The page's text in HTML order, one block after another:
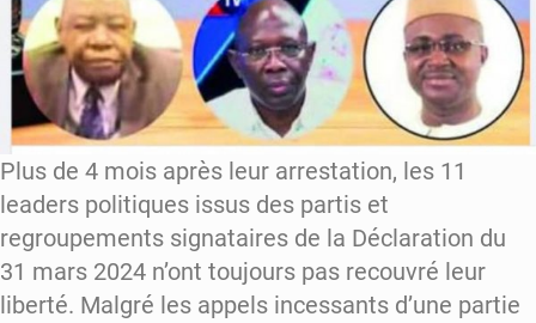
Plus de 4 mois après leur arrestation, les 11
leaders politiques issus des partis et
regroupements signataires de la Déclaration du
31 mars 2024 n’ont toujours pas recouvré leur
liberté. Malgré les appels incessants d’une partie